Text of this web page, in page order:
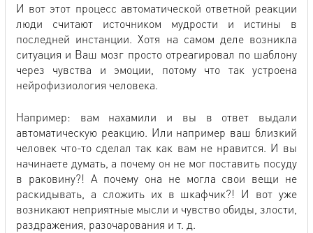
И вот этот процесс автоматической ответной реакции
люди считают источником мудрости и истины в
последней инстанции. Хотя на самом деле возникла
ситуация и Ваш мозг просто отреагировал по шаблону
через чувства и эмоции, потому что так устроена
нейрофизиология человека.
Например: вам нахамили и вы в ответ выдали
автоматическую реакцию. Или например ваш близкий
человек что-то сделал так как вам не нравится. И вы
начинаете думать, а почему он не мог поставить посуду
в раковину?! А почему она не могла свои вещи не
раскидывать, а сложить их в шкафчик?! И вот уже
возникают неприятные мысли и чувство обиды, злости,
раздражения, разочарования и т. д.